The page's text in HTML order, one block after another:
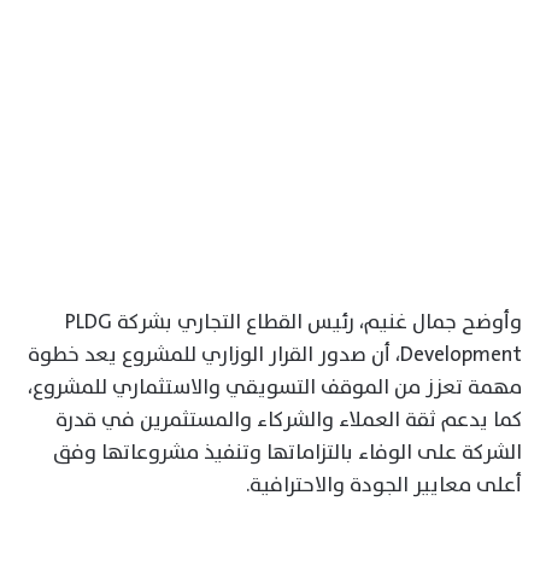
وأوضح جمال غنيم، رئيس القطاع التجاري بشركة PLDG
Development، أن صدور القرار الوزاري للمشروع يعد خطوة
مهمة تعزز من الموقف التسويقي والاستثماري للمشروع،
كما يدعم ثقة العملاء والشركاء والمستثمرين في قدرة
الشركة على الوفاء بالتزاماتها وتنفيذ مشروعاتها وفق
أعلى معايير الجودة والاحترافية.